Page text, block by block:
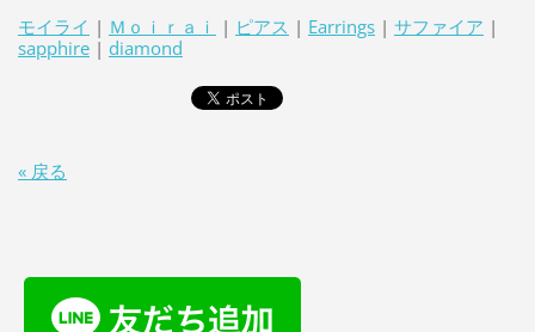
モイライ | Ｍｏｉｒａｉ | ピアス | Earrings | サファイア |
sapphire | diamond
« 戻る